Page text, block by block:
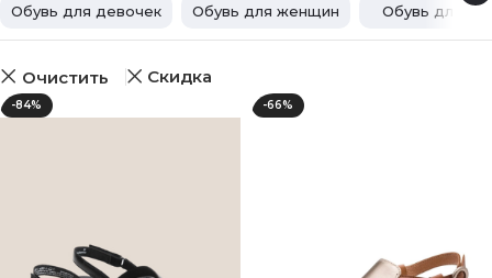
Обувь для девочек Обувь для женщин Обувь для
Очистить Скидка
-84% -66%